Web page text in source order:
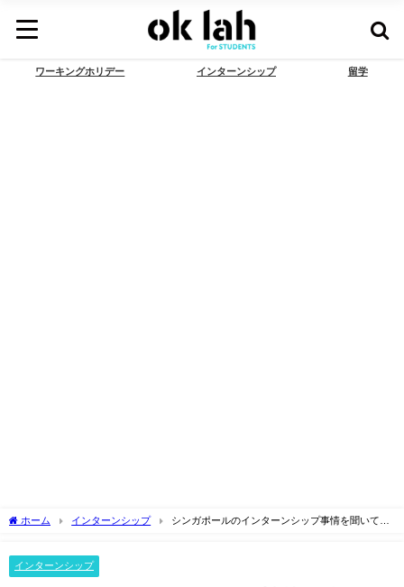
ワーキングホリデー インターンシップ 留学
ホーム インターンシップ
シンガポールのインターンシップ事情を聞いてみ
インターンシップ